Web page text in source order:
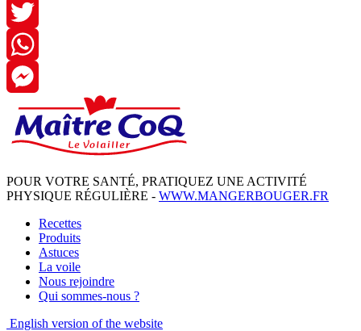
Facebook
Twitter
WhatsApp
Messenger
POUR VOTRE SANTÉ, PRATIQUEZ UNE ACTIVITÉ
PHYSIQUE RÉGULIÈRE - WWW.MANGERBOUGER.FR
Recettes
Produits
Astuces
La voile
Nous rejoindre
Qui sommes-nous ?
English version of the website